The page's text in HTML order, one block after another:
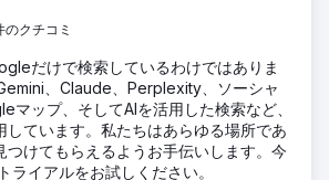
のクチコミ
だけで検索しているわけではありま
、Claude、Perplexity、ソーシャ
マップ、そしてAIを活用した検索など、
しています。私たちはあらゆる場所であ
つけてもらえるようお手伝いします。今
ライアルをお試しください。